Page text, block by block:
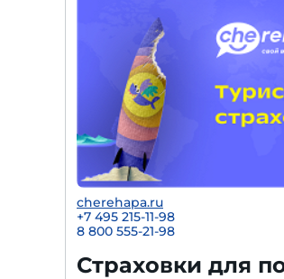
cherehapa.ru
+7 495 215-11-98
8 800 555-21-98
Страховки для